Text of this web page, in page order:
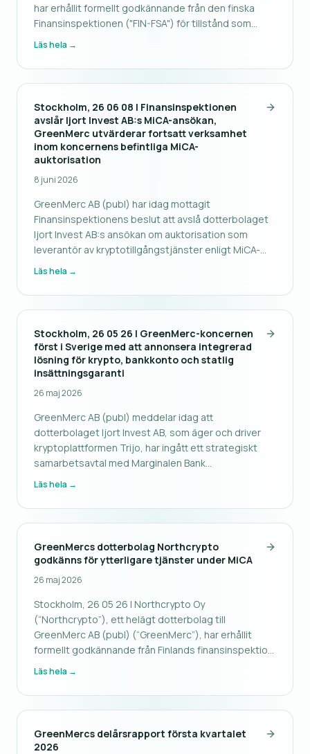
har erhållit formellt godkännande från den finska
Finansinspektionen ("FIN-FSA") för tillstånd som
betalningsinstitut. Tillståndet gör det möjligt för
avseende e-pengatoken ("EMT")
Läs hela →
Stockholm, 26 06 08 | Finansinspektionen
avslår Ijort Invest AB:s MiCA-ansökan,
GreenMerc utvärderar fortsatt verksamhet
inom koncernens befintliga MiCA-
auktorisation
8 juni 2026
GreenMerc AB (publ) har idag mottagit
Finansinspektionens beslut att avslå dotterbolaget
Ijort Invest AB:s ansökan om auktorisation som
leverantör av kryptotillgångstjänster enligt MiCA-
förordningen. GreenMerc analyserar för närvarande
tillgängliga handlingsalternativ, ink
Läs hela →
Stockholm, 26 05 26 | GreenMerc-koncernen
först i Sverige med att annonsera integrerad
lösning för krypto, bankkonto och statlig
insättningsgaranti
26 maj 2026
GreenMerc AB (publ) meddelar idag att
dotterbolaget Ijort Invest AB, som äger och driver
kryptoplattformen Trijo, har ingått ett strategiskt
samarbetsavtal med Marginalen Bank
Bankaktiebolag (publ) avseende integrerade
första svenska kryptoplattformen att annonsera en
integ
Läs hela →
GreenMercs dotterbolag Northcrypto
godkänns för ytterligare tjänster under MiCA
26 maj 2026
Stockholm, 26 05 26 | Northcrypto Oy
(“Northcrypto”), ett helägt dotterbolag till
GreenMerc AB (publ) (“GreenMerc”), har erhållit
formellt godkännande från Finlands finansinspektion
(“FIN-FSA”) för att utöka sitt tillstånd att bedriva
marknader för kryptotillgångar (“Mi
Läs hela →
GreenMercs delårsrapport första kvartalet
2026